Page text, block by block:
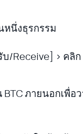
หนึ่งธุรกรรม
/Receive] > คลิก
BTC ภายนอกเพื่อ